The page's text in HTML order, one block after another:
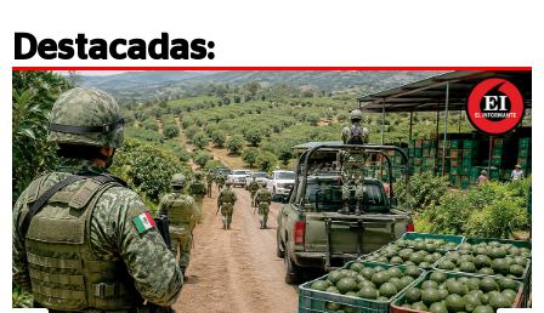
Destacadas: